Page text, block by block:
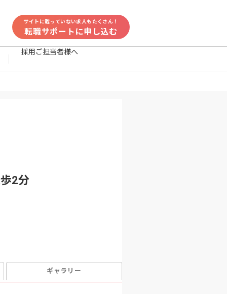
サイトに載っていない求人もたくさん！
転職サポートに申し込む
採用ご担当者様へ
2分
ギャラリー